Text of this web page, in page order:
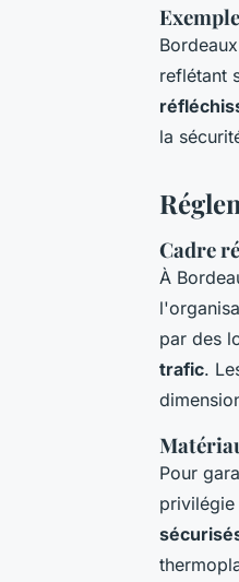
reflétant
la
Cadre
À
par des
trafic.
Pour